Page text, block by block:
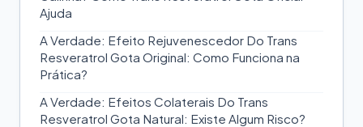
Ajuda
A Verdade: Efeito Rejuvenescedor Do Trans
Resveratrol Gota Original: Como Funciona na
Prática?
A Verdade: Efeitos Colaterais Do Trans
Resveratrol Gota Natural: Existe Algum Risco?